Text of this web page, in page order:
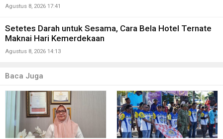
Agustus 8, 2026 17:41
Setetes Darah untuk Sesama, Cara Bela Hotel Ternate
Maknai Hari Kemerdekaan
Agustus 8, 2026 14:13
Baca Juga